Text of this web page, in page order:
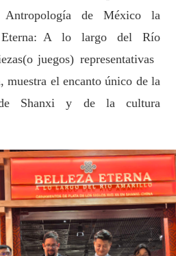
de México la
Eterna: A lo largo del Río
juegos) representativas
muestra el encanto único de la
Shanxi y de la cultura